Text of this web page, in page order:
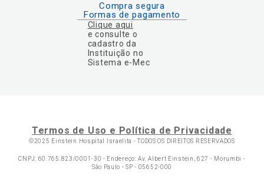
Compra segura
Formas de pagamento
Clique aqui
e consulte o
cadastro da
Instituição no
Sistema e-Mec
Termos de Uso e Política de Privacidade
©2025 Einstein Hospital Israelita -TODOS OS DIREITOS RESERVADOS
CNPJ: 60.765.823/0001-30 - Endereço: Av. Albert Einstein, 627 - Morumbi -
São Paulo - SP - 05652-000